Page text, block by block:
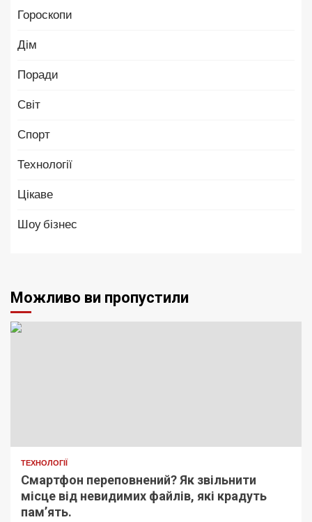
Гороскопи
Дім
Поради
Світ
Спорт
Технології
Цікаве
Шоу бізнес
Можливо ви пропустили
ТЕХНОЛОГІЇ
Смартфон переповнений? Як звільнити
місце від невидимих файлів, які крадуть
пам’ять.